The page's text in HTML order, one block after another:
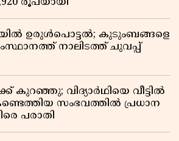
രൂപയായി
ഉരുൾപൊട്ടൽ; കുടുംബങ്ങളെ
സംസ്ഥാനത്ത് നാലിടത്ത് ചുവപ്പ്
കുറഞ്ഞു; വിദ്യാർഥിയെ വീട്ടിൽ
സംഭവത്തിൽ പ്രധാന
പരാതി